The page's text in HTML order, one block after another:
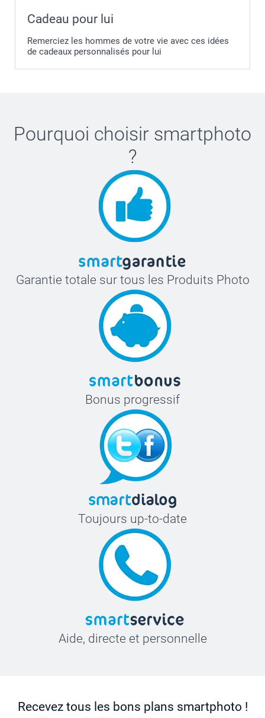
du bord.
Cadeau pour lui
Remerciez les hommes de votre vie avec ces idées
de cadeaux personnalisés pour lui
Pourquoi choisir smartphoto
?
Garantie totale sur tous les Produits Photo
Bonus progressif
Toujours up-to-date
Aide, directe et personnelle
Recevez tous les bons plans smartphoto !